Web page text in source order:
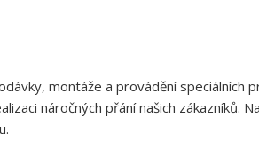
montáže a provádění
náročných přání našich zákazníků.